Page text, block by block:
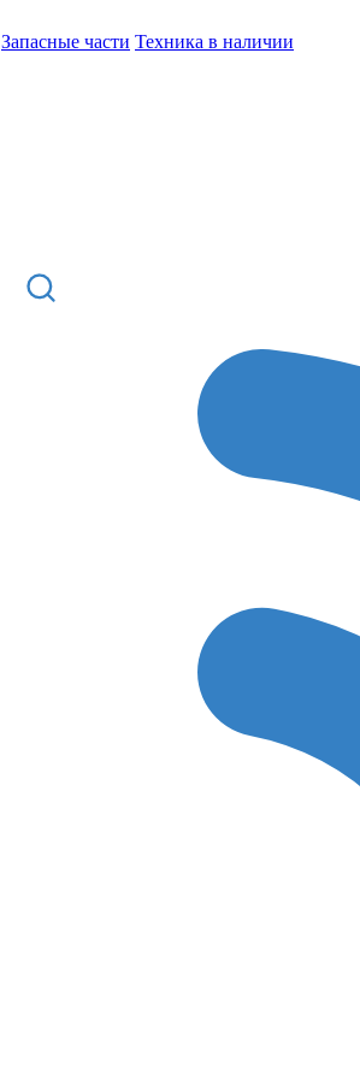
Запасные части Техника в наличии